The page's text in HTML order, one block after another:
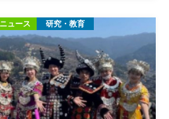
ュース 研究・教育